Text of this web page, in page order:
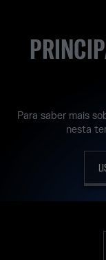
Para saber mais
nesta